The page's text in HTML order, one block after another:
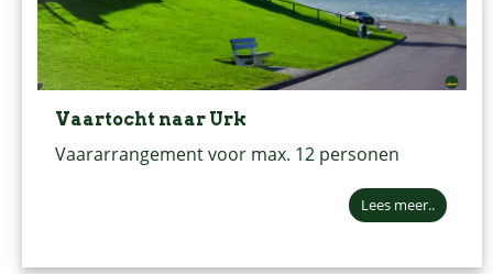
Vaartocht naar Urk
Vaararrangement voor max. 12 personen
Lees meer..